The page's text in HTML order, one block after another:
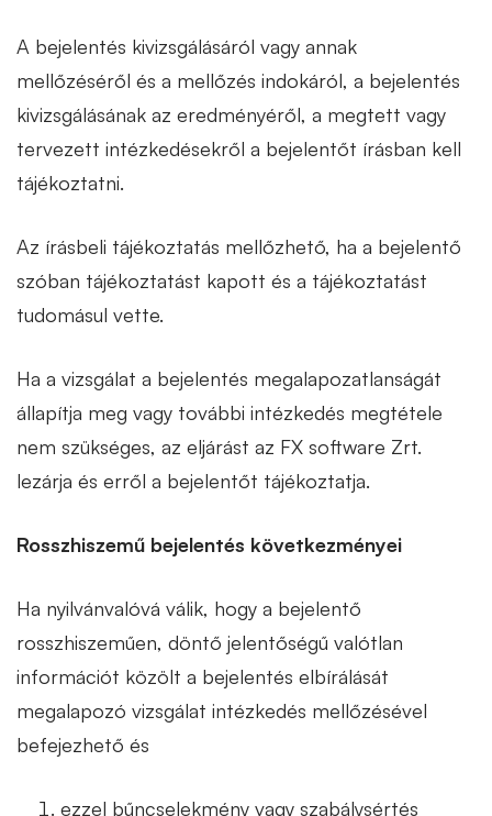
A bejelentés kivizsgálásáról vagy annak
mellőzéséről és a mellőzés indokáról, a bejelentés
kivizsgálásának az eredményéről, a megtett vagy
tervezett intézkedésekről a bejelentőt írásban kell
tájékoztatni.
Az írásbeli tájékoztatás mellőzhető, ha a bejelentő
szóban tájékoztatást kapott és a tájékoztatást
tudomásul vette.
Ha a vizsgálat a bejelentés megalapozatlanságát
állapítja meg vagy további intézkedés megtétele
nem szükséges, az eljárást az FX software Zrt.
lezárja és erről a bejelentőt tájékoztatja.
Rosszhiszemű bejelentés következményei
Ha nyilvánvalóvá válik, hogy a bejelentő
rosszhiszeműen, döntő jelentőségű valótlan
információt közölt a bejelentés elbírálását
megalapozó vizsgálat intézkedés mellőzésével
befejezhető és
ezzel bűncselekmény vagy szabálysértés